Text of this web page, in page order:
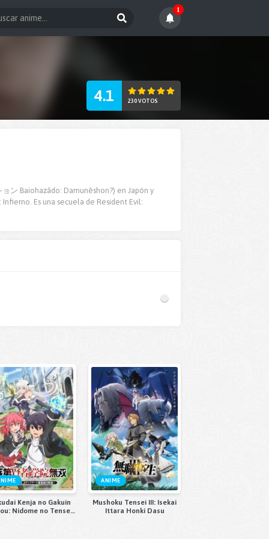
1
4.1 230 VOTOS
ン Baiohazādo: Damunēshon?) en Japón y
Es una secuela de Resident Evil:
Kenja no Gakuin
Nidome no Tensei,
ANIME
Mushoku Tensei III: Isekai
Ittara Honki Dasu